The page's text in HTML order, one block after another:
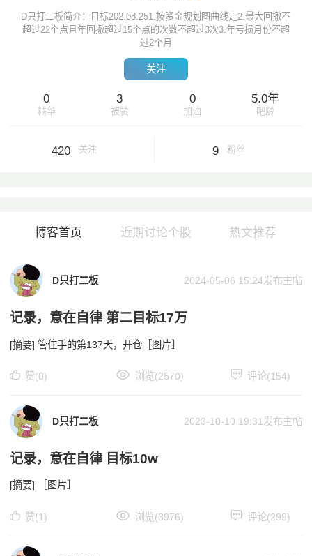
D只打二板简介：目标202.08.251.按资金规划图曲线走2.最大回撤不
超过22个点且年回撤超过15个点的次数不超过3次3.年亏损月份不超
过2个月
关注
0
精华
3
被赞
0
加油
5.0年
吧龄
420 关注 9 粉丝
博客首页 近期讨论个股 热文推荐
D只打二板 2024-05-06 15:24发布主帖
记录，意在自律 第二目标17万
[摘要] 管住手的第137天，开仓［图片］
赞(0) 浏览(2570) 评论(154)
D只打二板 2023-10-10 19:31发布主帖
记录，意在自律 目标10w
[摘要] ［图片］
赞(1) 浏览(3976) 评论(299)